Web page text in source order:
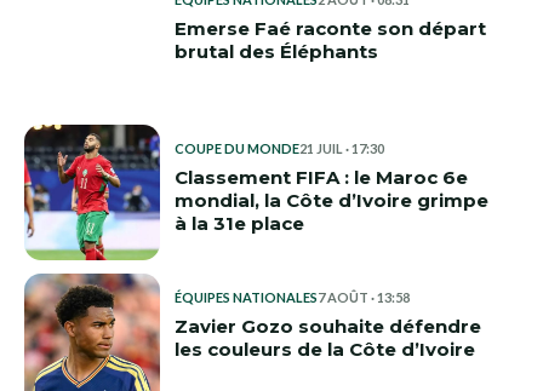
Emerse Faé raconte son départ
brutal des Éléphants
COUPE DU MONDE21 JUIL · 17:30
Classement FIFA : le Maroc 6e
mondial, la Côte d’Ivoire grimpe
à la 31e place
ÉQUIPES NATIONALES7 AOÛT · 13:58
Zavier Gozo souhaite défendre
les couleurs de la Côte d’Ivoire